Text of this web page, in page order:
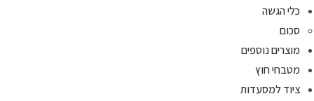
כלי הגשה
סכום
מוצרים נוספים
מטבחי חוץ
ציוד למסעדות